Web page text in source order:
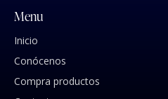
Menu
Inicio
Conócenos
Compra productos